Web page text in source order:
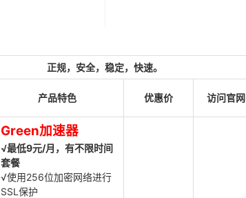
正规，安全，稳定，快速。
产品特色 优惠价 访问官网
Green加速器
√最低9元/月，有不限时间
套餐
√使用256位加密网络进行
SSL保护